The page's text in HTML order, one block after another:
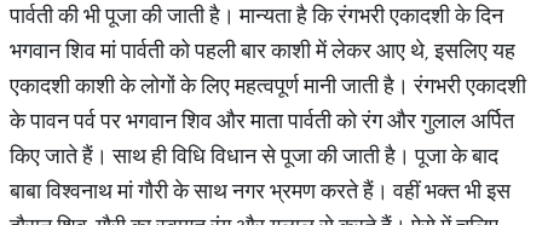
पार्वती की भी पूजा की जाती है। मान्यता है कि रंगभरी एकादशी के दिन
भगवान शिव मां पार्वती को पहली बार काशी में लेकर आए थे, इसलिए यह
एकादशी काशी के लोगों के लिए महत्वपूर्ण मानी जाती है। रंगभरी एकादशी
के पावन पर्व पर भगवान शिव और माता पार्वती को रंग और गुलाल अर्पित
किए जाते हैं। साथ ही विधि विधान से पूजा की जाती है। पूजा के बाद
बाबा विश्वनाथ मां गौरी के साथ नगर भ्रमण करते हैं। वहीं भक्त भी इस